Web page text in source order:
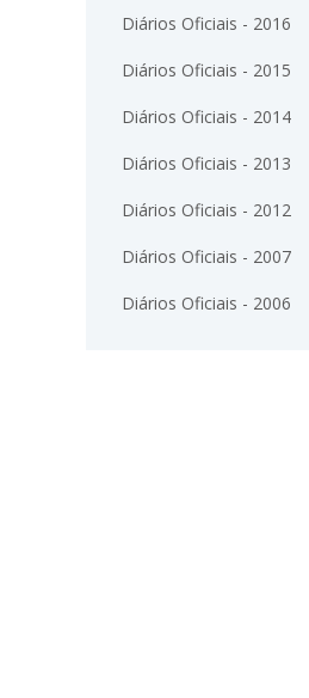
Diários Oficiais - 2016
Diários Oficiais - 2015
Diários Oficiais - 2014
Diários Oficiais - 2013
Diários Oficiais - 2012
Diários Oficiais - 2007
Diários Oficiais - 2006